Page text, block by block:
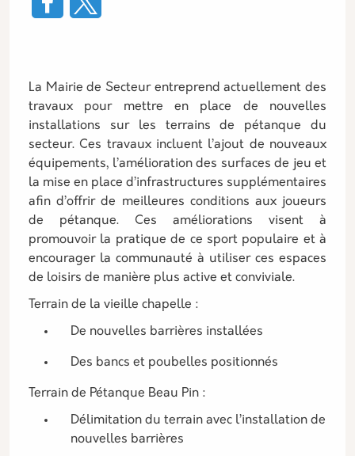
La Mairie de Secteur entreprend actuellement des
travaux pour mettre en place de nouvelles
installations sur les terrains de pétanque du
secteur. Ces travaux incluent l’ajout de nouveaux
équipements, l’amélioration des surfaces de jeu et
la mise en place d’infrastructures supplémentaires
afin d’offrir de meilleures conditions aux joueurs
de pétanque. Ces améliorations visent à
promouvoir la pratique de ce sport populaire et à
encourager la communauté à utiliser ces espaces
de loisirs de manière plus active et conviviale.
Terrain de la vieille chapelle :
De nouvelles barrières installées
Des bancs et poubelles positionnés
Terrain de Pétanque Beau Pin :
Délimitation du terrain avec l’installation de
nouvelles barrières